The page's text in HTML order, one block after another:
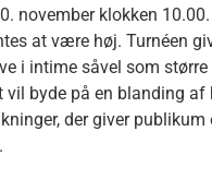
november klokken
at være høj. Turnéen
i intime såvel som større
vil byde på en blanding af
der giver publikum